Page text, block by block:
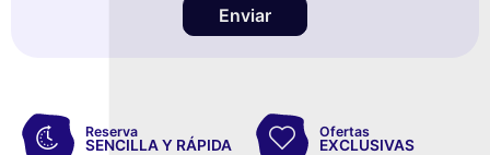
Enviar
Reserva
SENCILLA Y RÁPIDA
Ofertas
EXCLUSIVAS